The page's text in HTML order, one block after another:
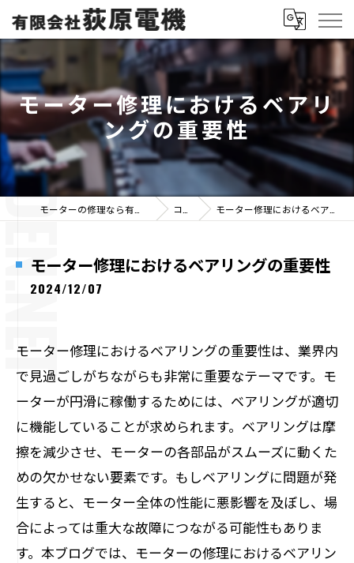
モーター修理におけるベアリ
ングの重要性
コラム モーター修理におけるベアリングの重要性
モーター修理におけるベアリングの重要性
2024/12/07
モーター修理におけるベアリングの重要性は、業界内
で見過ごしがちながらも非常に重要なテーマです。モ
ーターが円滑に稼働するためには、ベアリングが適切
に機能していることが求められます。ベアリングは摩
擦を減少させ、モーターの各部品がスムーズに動くた
めの欠かせない要素です。もしベアリングに問題が発
生すると、モーター全体の性能に悪影響を及ぼし、場
合によっては重大な故障につながる可能性もありま
す。本ブログでは、モーターの修理におけるベアリン